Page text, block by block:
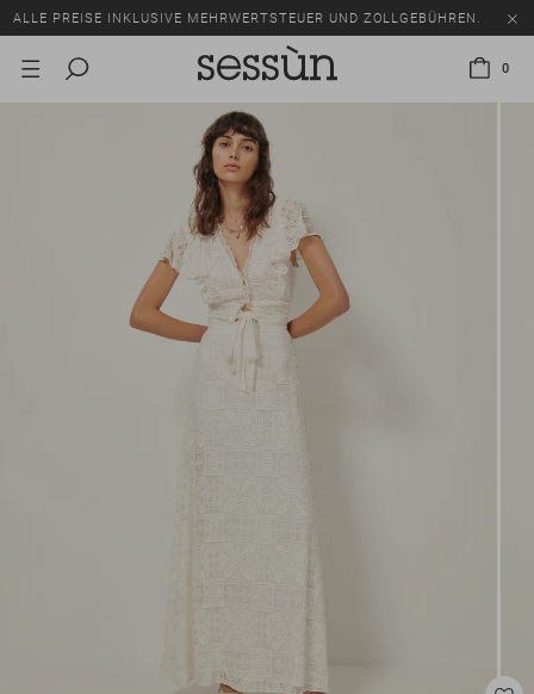
ALLE PREISE INKLUSIVE MEHRWERTSTEUER UND ZOLLGEBÜHREN.
SALE: BIS ZU -50% AUF EINE AUSWAHL AN ARTIKELN.
0